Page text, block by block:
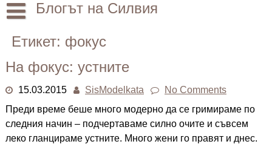
Skip
to
Блогът на Силвия
Етикет: фокус
На фокус: устните
15.03.2015 SisModelkata
No Comments
Преди време беше много модерно да се гримираме по
следния начин – подчертаваме силно очите и съвсем
леко гланцираме устните. Много жени го правят и днес.